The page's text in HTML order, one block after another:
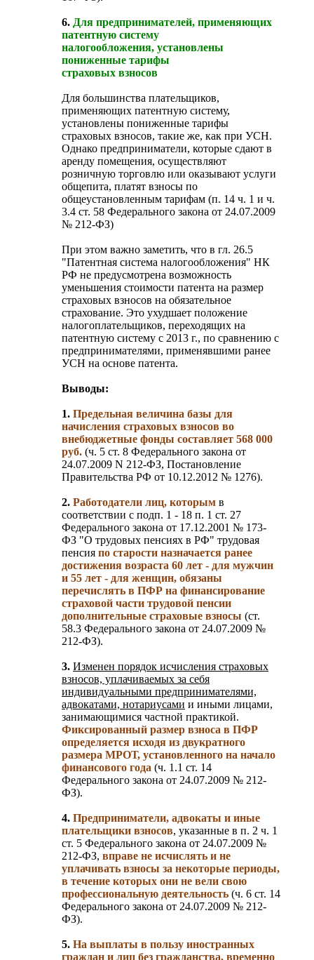
6. Для предпринимателей, применяющих
патентную систему
налогообложения, установлены
пониженные тарифы
страховых взносов
Для большинства плательщиков,
применяющих патентную систему,
установлены пониженные тарифы
страховых взносов, такие же, как при УСН.
Однако предприниматели, которые сдают в
аренду помещения, осуществляют
розничную торговлю или оказывают услуги
общепита, платят взносы по
общеустановленным тарифам (п. 14 ч. 1 и ч.
3.4 ст. 58 Федерального закона от 24.07.2009
№ 212-ФЗ)
При этом важно заметить, что в гл. 26.5
"Патентная система налогообложения" НК
РФ не предусмотрена возможность
уменьшения стоимости патента на размер
страховых взносов на обязательное
страхование. Это ухудшает положение
налогоплательщиков, переходящих на
патентную систему с 2013 г., по сравнению с
предпринимателями, применявшими ранее
УСН на основе патента.
Выводы:
1. Предельная величина базы для
начисления страховых взносов во
внебюджетные фонды составляет 568 000
руб. (ч. 5 ст. 8 Федерального закона от
24.07.2009 N 212-ФЗ, Постановление
Правительства РФ от 10.12.2012 № 1276).
2. Работодатели лиц, которым в
соответствии с подп. 1 - 18 п. 1 ст. 27
Федерального закона от 17.12.2001 № 173-
ФЗ "О трудовых пенсиях в РФ" трудовая
пенсия по старости назначается ранее
достижения возраста 60 лет - для мужчин
и 55 лет - для женщин, обязаны
перечислять в ПФР на финансирование
страховой части трудовой пенсии
дополнительные страховые взносы (ст.
58.3 Федерального закона от 24.07.2009 №
212-ФЗ).
3. Изменен порядок исчисления страховых
взносов, уплачиваемых за себя
индивидуальными предпринимателями,
адвокатами, нотариусами и иными лицами,
занимающимися частной практикой.
Фиксированный размер взноса в ПФР
определяется исходя из двукратного
размера МРОТ, установленного на начало
финансового года (ч. 1.1 ст. 14
Федерального закона от 24.07.2009 № 212-
ФЗ).
4. Предприниматели, адвокаты и иные
плательщики взносов, указанные в п. 2 ч. 1
ст. 5 Федерального закона от 24.07.2009 №
212-ФЗ, вправе не исчислять и не
уплачивать взносы за некоторые периоды,
в течение которых они не вели свою
профессиональную деятельность (ч. 6 ст. 14
Федерального закона от 24.07.2009 № 212-
ФЗ).
5. На выплаты в пользу иностранных
граждан и лиц без гражданства, временно